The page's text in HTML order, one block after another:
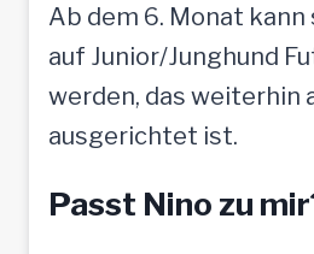
Ab dem 6. Monat
auf Junior/Junghund
werden, das weiterhin
ausgerichtet ist.
Passt Nino zu